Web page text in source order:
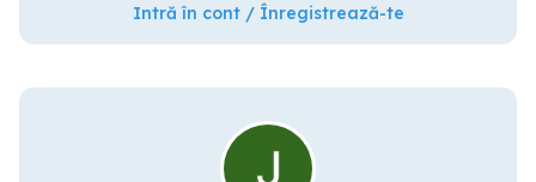
Intră în cont / Înregistrează-te